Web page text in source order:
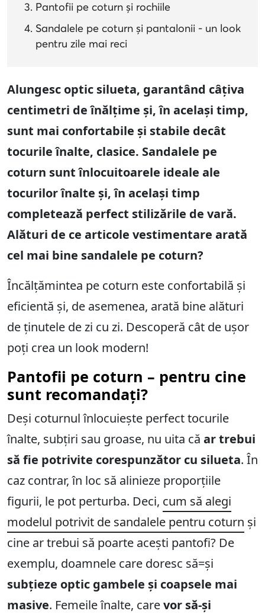
Pantofii pe coturn și rochiile
Sandalele pe coturn și pantalonii - un look
pentru zile mai reci
Alungesc optic silueta, garantând câțiva
centimetri de înălțime și, în același timp,
sunt mai confortabile și stabile decât
tocurile înalte, clasice. Sandalele pe
coturn sunt înlocuitoarele ideale ale
tocurilor înalte și, în același timp
completează perfect stilizările de vară.
Alături de ce articole vestimentare arată
cel mai bine sandalele pe coturn?
Încălțămintea pe coturn este confortabilă și
eficientă și, de asemenea, arată bine alături
de ținutele de zi cu zi. Descoperă cât de ușor
poți crea un look modern!
Pantofii pe coturn – pentru cine
sunt recomandați?
Deși coturnul înlocuiește perfect tocurile
înalte, subțiri sau groase, nu uita că ar trebui
să fie potrivite corespunzător cu silueta. În
caz contrar, în loc să alinieze proporțiile
figurii, le pot perturba. Deci, cum să alegi
modelul potrivit de sandalele pentru coturn și
cine ar trebui să poarte acești pantofi? De
exemplu, doamnele care doresc să=și
subțieze optic gambele și coapsele mai
masive. Femeile înalte, carevor să-și